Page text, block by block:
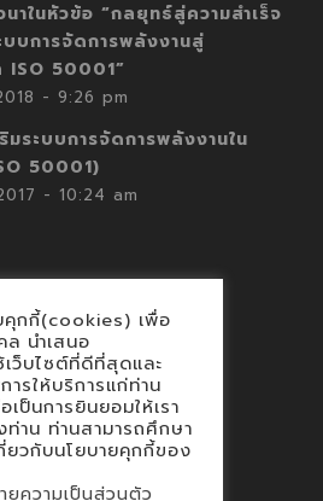
าในหัวข้อ “กลยุทธ์สู่ความสำเร็จ
บการจัดการพลังงานสู่
ISO 50001”
- 9:26 pm
มระบบการจัดการพลังงานใน
50001)
- 10:24 am
คล
คุกกี้(cookies) เพื่อ
นำเสนอ
เว็บไซต์ที่ดีที่สุดและ
รให้บริการแก่ท่าน
เป็นการยินยอมให้เรา
ท่าน ท่านสามารถศึกษา
ยวกับนโยบายคุกกี้ของ
ยความเป็นส่วนตัว